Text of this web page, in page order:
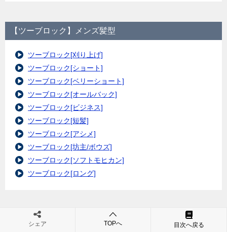
【ツーブロック】メンズ髪型
ツーブロック[刈り上げ]
ツーブロック[ショート]
ツーブロック[ベリーショート]
ツーブロック[オールバック]
ツーブロック[ビジネス]
ツーブロック[短髪]
ツーブロック[アシメ]
ツーブロック[坊主/ボウズ]
ツーブロック[ソフトモヒカン]
ツーブロック[ロング]
髪型[メンズ]ヘア
シェア TOPへ 目次へ戻る